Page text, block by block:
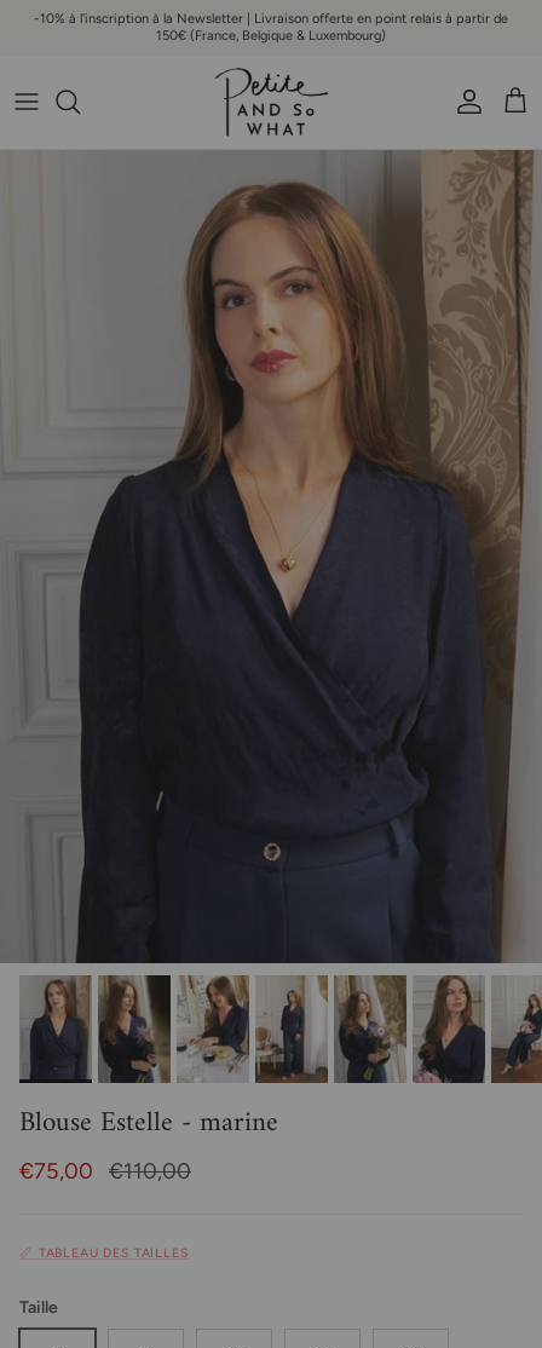
Aller au contenu
-10% à l'inscription à la Newsletter | Livraison offerte en point relais à partir de
150€ (France, Belgique & Luxembourg)
Compte
Blouse Estelle - marine
Prix soldé
€75,00 Prix habituel
€110,00
📏 TABLEAU DES TAILLES
Taille